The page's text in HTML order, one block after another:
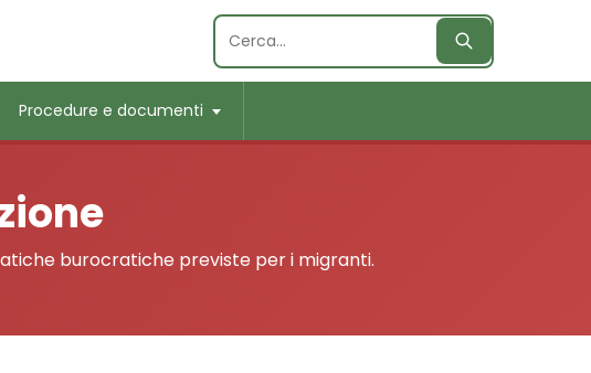
Cerca: Cerca
Procedure e documenti
burocratiche previste per i migranti.